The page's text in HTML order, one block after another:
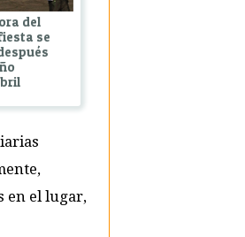
del
se
en el lugar,